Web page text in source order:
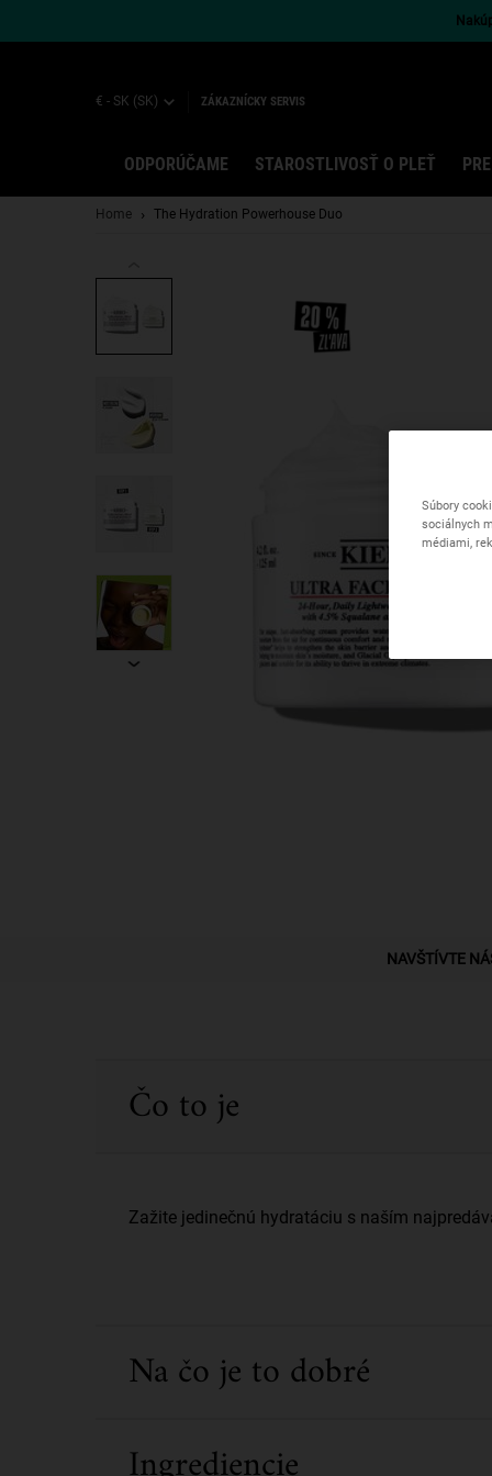
€ - SK (SK) ZÁKAZNÍCKY SERVIS
ODPORÚČAME STAROSTLIVOSŤ O PLEŤ
Home The Hydration Powerhouse Duo
NAVŠTÍVTE
Čo to je
Zažite jedinečnú hydratáciu s naším
Na čo je to dobré
Súbory
sociálnych
médiami,